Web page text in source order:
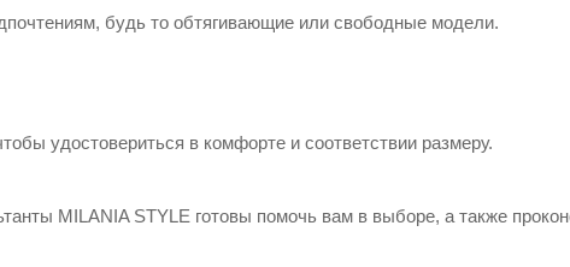
будь то обтягивающие или свободные модели.
удостовериться в комфорте и соответствии размеру.
MILANIA STYLE готовы помочь вам в выборе, а также